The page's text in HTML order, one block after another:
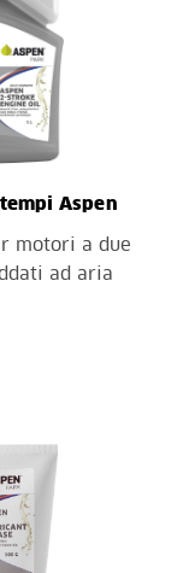
Aspen
motori a due
ad aria